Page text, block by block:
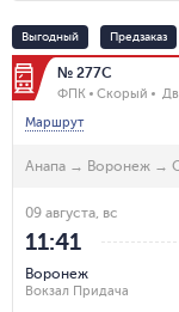
Выгодный Предзаказ
№ 277С
ФПК Скорый
Маршрут
Анапа → Воронеж →
09 августа, вс
11:41
Воронеж
Вокзал Придача